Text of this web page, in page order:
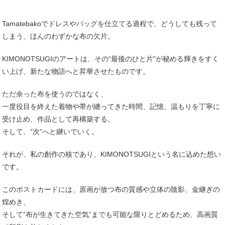
Tamatebakoでドレスやバッグを仕立てる過程で、どうしても残って
しまう、ほんのわずかな布の欠片。
KIMONOTSUGIのアートは、その“最後のひと片”が秘める輝きをすく
い上げ、新たな物語へと昇華させたものです。
ただ余った布を使うのではなく、
一度役目を終えた着物や帯が纏ってきた時間、記憶、温もりを丁寧に
受け止め、作品として再構築する。
そして、“次”へと継いでいく。
それが、私の創作の核であり、KIMONOTSUGIという名に込めた想い
です。
このポストカードには、原画が放つ布の質感や立体の陰影、金継ぎの
煌めき、
そして“布が生きてきた空気”までも可能な限りとどめるため、高画質